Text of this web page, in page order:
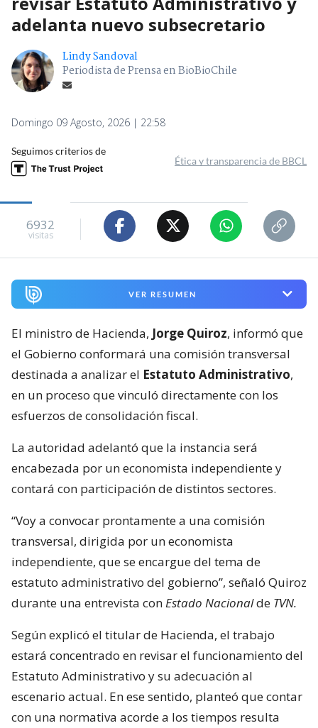
adelanta nuevo subsecretario
Lindy Sandoval
Periodista de Prensa en BioBioChile
Domingo 09 Agosto, 2026 | 22:58
Seguimos criterios de
Ética y transparencia de BBCL
6932
visitas
VER RESUMEN
El ministro de Hacienda, Jorge Quiroz, informó que
el Gobierno conformará una comisión transversal
destinada a analizar el Estatuto Administrativo,
en un proceso que vinculó directamente con los
esfuerzos de consolidación fiscal.
La autoridad adelantó que la instancia será
encabezada por un economista independiente y
contará con participación de distintos sectores.
“Voy a convocar prontamente a una comisión
transversal, dirigida por un economista
independiente, que se encargue del tema de
estatuto administrativo del gobierno”, señaló Quiroz
durante una entrevista con Estado Nacionalde TVN.
Según explicó el titular de Hacienda, el trabajo
estará concentrado en revisar el funcionamiento del
Estatuto Administrativo y su adecuación al
escenario actual. En ese sentido, planteó que contar
con una normativa acorde a los tiempos resulta